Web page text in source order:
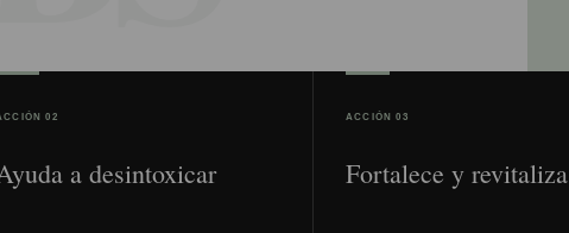
02
a desintoxicar
ACCIÓN 03
Fortalece y revitaliza